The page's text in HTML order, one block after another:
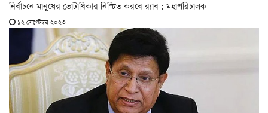
নির্বাচনে মানুষের ভোটাধিকার নিশ্চিত করবে র‌্যাব : মহাপরিচালক
১২ সেপ্টেম্বর ২০২৩